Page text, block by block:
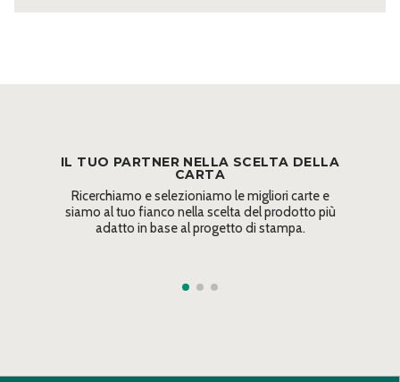
IL TUO PARTNER NELLA SCELTA DELLA
CARTA
Ricerchiamo e selezioniamo le migliori carte e
siamo al tuo fianco nella scelta del prodotto più
adatto in base al progetto di stampa.